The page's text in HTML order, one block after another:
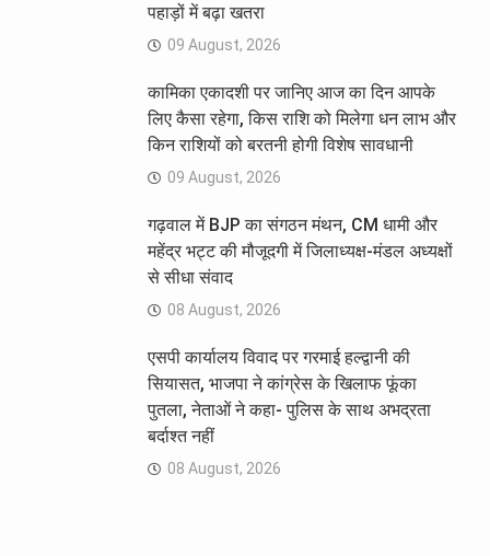
पहाड़ों में बढ़ा खतरा
09 August, 2026
कामिका एकादशी पर जानिए आज का दिन आपके
लिए कैसा रहेगा, किस राशि को मिलेगा धन लाभ और
किन राशियों को बरतनी होगी विशेष सावधानी
09 August, 2026
गढ़वाल में BJP का संगठन मंथन, CM धामी और
महेंद्र भट्ट की मौजूदगी में जिलाध्यक्ष-मंडल अध्यक्षों
से सीधा संवाद
08 August, 2026
एसपी कार्यालय विवाद पर गरमाई हल्द्वानी की
सियासत, भाजपा ने कांग्रेस के खिलाफ फूंका
पुतला, नेताओं ने कहा- पुलिस के साथ अभद्रता
बर्दाश्त नहीं
08 August, 2026